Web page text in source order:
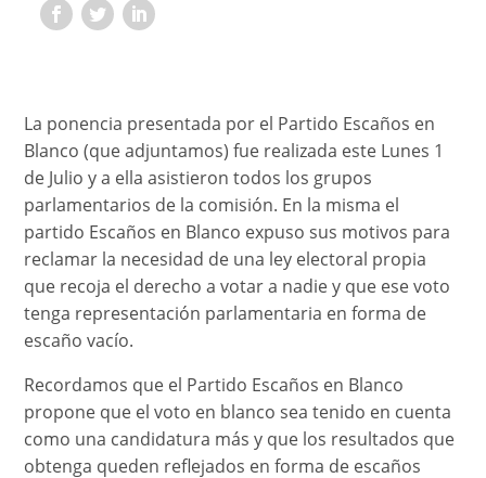
La ponencia presentada por el Partido Escaños en
Blanco (que adjuntamos) fue realizada este Lunes 1
de Julio y a ella asistieron todos los grupos
parlamentarios de la comisión. En la misma el
partido Escaños en Blanco expuso sus motivos para
reclamar la necesidad de una ley electoral propia
que recoja el derecho a votar a nadie y que ese voto
tenga representación parlamentaria en forma de
escaño vacío.
Recordamos que el Partido Escaños en Blanco
propone que el voto en blanco sea tenido en cuenta
como una candidatura más y que los resultados que
obtenga queden reflejados en forma de escaños